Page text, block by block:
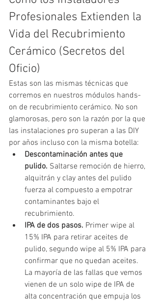
Profesionales Extienden la
Vida del Recubrimiento
Cerámico (Secretos del
Oficio)
Estas son las mismas técnicas que
corremos en nuestros módulos hands-
on de recubrimiento cerámico. No son
glamorosas, pero son la razón por la que
las instalaciones pro superan a las DIY
por años incluso con la misma botella:
Descontaminación antes que
pulido. Saltarse remoción de hierro,
alquitrán y clay antes del pulido
fuerza al compuesto a empotrar
contaminantes bajo el
recubrimiento.
IPA de dos pasos. Primer wipe al
15% IPA para retirar aceites de
pulido, segundo wipe al 5% IPA para
confirmar que no quedan aceites.
La mayoría de las fallas que vemos
vienen de un solo wipe de IPA de
alta concentración que empuja los